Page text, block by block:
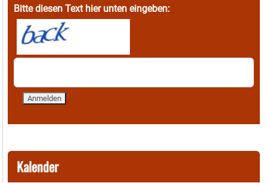
Bitte diesen Text hier unten eingeben:
Kalender